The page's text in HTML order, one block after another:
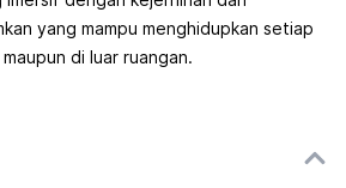
yang mampu menghidupkan setiap
di luar ruangan.